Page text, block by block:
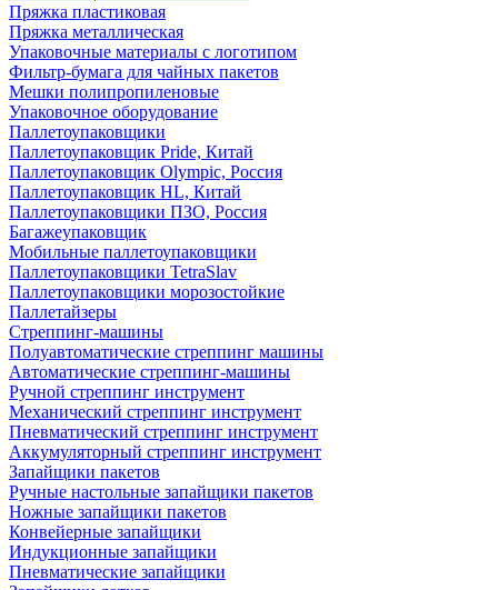
Пряжка пластиковая
Пряжка металлическая
Упаковочные материалы с логотипом
Фильтр-бумага для чайных пакетов
Мешки полипропиленовые
Упаковочное оборудование
Паллетоупаковщики
Паллетоупаковщик Pride, Китай
Паллетоупаковщик Olympic, Россия
Паллетоупаковщик HL, Китай
Паллетоупаковщики ПЗО, Россия
Багажеупаковщик
Мобильные паллетоупаковщики
Паллетоупаковщики TetraSlav
Паллетоупаковщики морозостойкие
Паллетайзеры
Стреппинг-машины
Полуавтоматические стреппинг машины
Автоматические стреппинг-машины
Ручной стреппинг инструмент
Механический стреппинг инструмент
Пневматический стреппинг инструмент
Аккумуляторный стреппинг инструмент
Запайщики пакетов
Ручные настольные запайщики пакетов
Ножные запайщики пакетов
Конвейерные запайщики
Индукционные запайщики
Пневматические запайщики